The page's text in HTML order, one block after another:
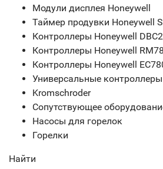
Модули дисплея Honeywell
Таймер продувки Honeywell
Контроллеры Honeywell
Контроллеры Honeywell
Контроллеры Honeywell
Универсальные
Kromschroder
Сопутствующее
Насосы для горелок
Горелки
Найти